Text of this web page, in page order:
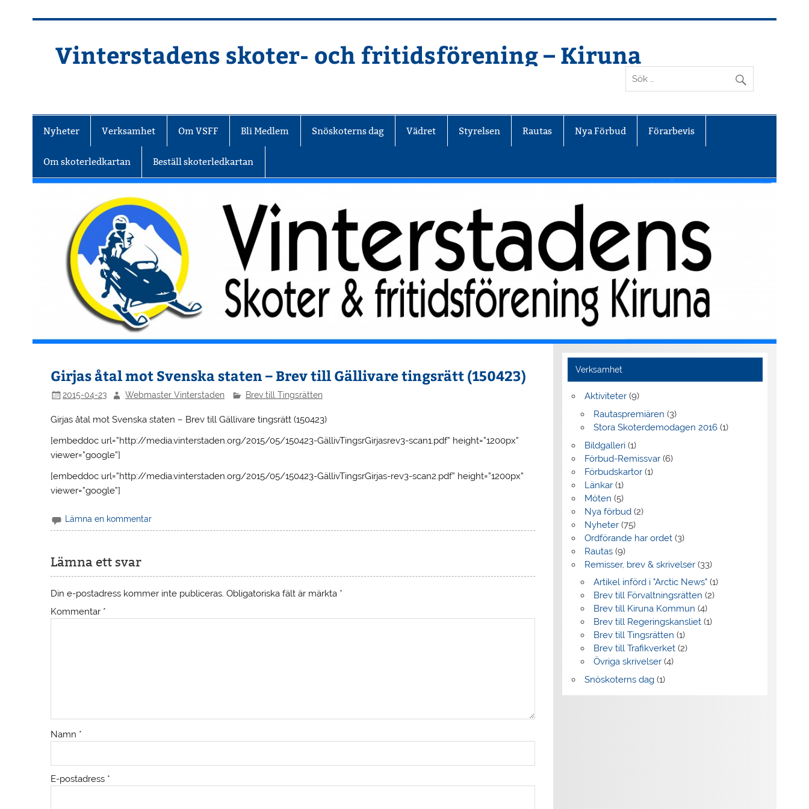
Vinterstadens skoter- och fritidsförening – Kiruna
Nyheter Verksamhet Om VSFF Bli Medlem Snöskoterns dag Vädret Styrelsen Rautas Nya Förbud Förarbevis
Om skoterledkartan Beställ skoterledkartan
Girjas åtal mot Svenska staten – Brev till Gällivare tingsrätt (150423)
2015-04-23 Webmaster Vinterstaden Brev till Tingsrätten
Girjas åtal mot Svenska staten – Brev till Gällivare tingsrätt (150423)
[embeddoc url=”http://media.vinterstaden.org/2015/05/150423-GällivTingsrGirjasrev3-scan1.pdf” height=”1200px”
viewer=”google”]
[embeddoc url=”http://media.vinterstaden.org/2015/05/150423-GällivTingsrGirjas-rev3-scan2.pdf” height=”1200px”
viewer=”google”]
Lämna en kommentar
Lämna ett svar
Din e-postadress kommer inte publiceras. Obligatoriska fält är märkta *
Kommentar *
Namn *
E-postadress *
Verksamhet
Aktiviteter(9)
Rautaspremiären (3)
Stora Skoterdemodagen 2016 (1)
Bildgalleri(1)
Förbud-Remissvar(6)
Förbudskartor(1)
Länkar(1)
Möten (5)
Nya förbud(2)
Nyheter(75)
Ordförande har ordet(3)
Rautas(9)
Remisser, brev & skrivelser(33)
Artikel införd i "Arctic News" (1)
Brev till Förvaltningsrätten (2)
Brev till Kiruna Kommun (4)
Brev till Regeringskansliet (1)
Brev till Tingsrätten (1)
Brev till Trafikverket (2)
Övriga skrivelser (4)
Snöskoterns dag(1)